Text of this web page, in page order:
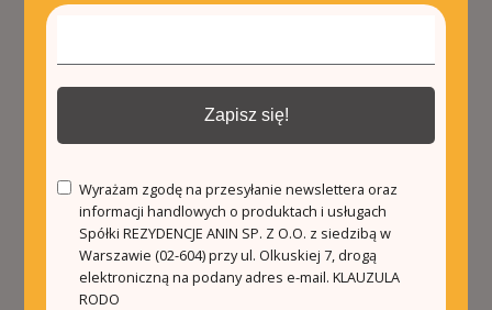
Zapisz się!
Wyrażam zgodę na przesyłanie newslettera oraz
informacji handlowych o produktach i usługach
Spółki REZYDENCJE ANIN SP. Z O.O. z siedzibą w
Warszawie (02-604) przy ul. Olkuskiej 7, drogą
elektroniczną na podany adres e-mail.KLAUZULA
RODO